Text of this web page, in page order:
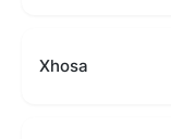
Xhosa